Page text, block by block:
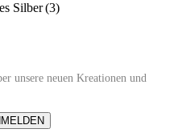
Silber(3)
unsere neuen Kreationen und